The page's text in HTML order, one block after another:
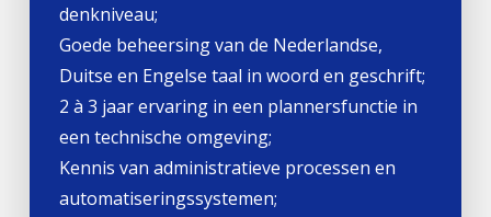
denkniveau;
Goede beheersing van de Nederlandse,
Duitse en Engelse taal in woord en geschrift;
2 à 3 jaar ervaring in een plannersfunctie in
een technische omgeving;
Kennis van administratieve processen en
automatiseringssystemen;